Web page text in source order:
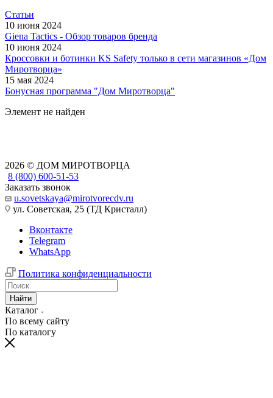
Статьи
10 июня 2024
Giena Tactics - Обзор товаров бренда
10 июня 2024
Кроссовки и ботинки KS Safety только в сети магазинов «Дом
Миротворца»
15 мая 2024
Бонусная программа "Дом Миротворца"
Элемент не найден
2026 © ДОМ МИРОТВОРЦА
8 (800) 600-51-53
Заказать звонок
u.sovetskaya@mirotvorecdv.ru
ул. Советская, 25 (ТД Кристалл)
Вконтакте
Telegram
WhatsApp
Политика конфиденциальности
Найти
Каталог
По всему сайту
По каталогу